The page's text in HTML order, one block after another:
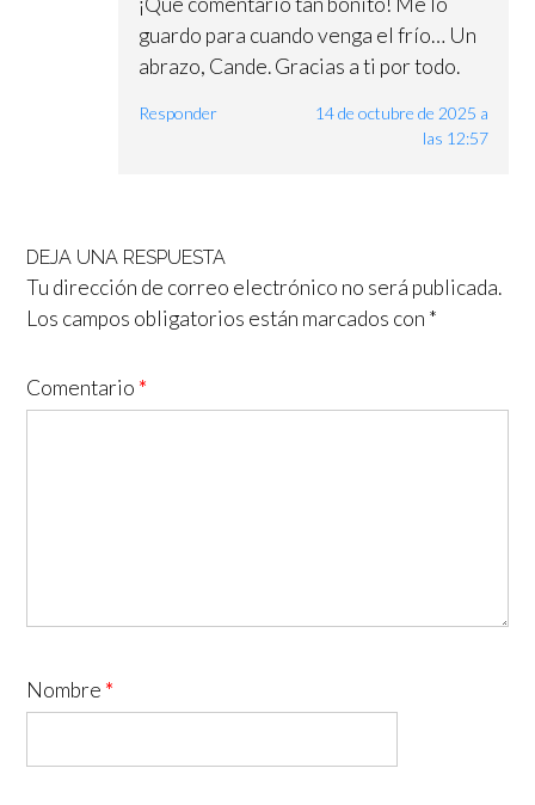
guardo para cuando venga el frío… Un
abrazo, Cande. Gracias a ti por todo.
Responder
14 de octubre de 2025 a
las 12:57
DEJA UNA RESPUESTA
Tu dirección de correo electrónico no será publicada.
Los campos obligatorios están marcados con *
Comentario *
Nombre *